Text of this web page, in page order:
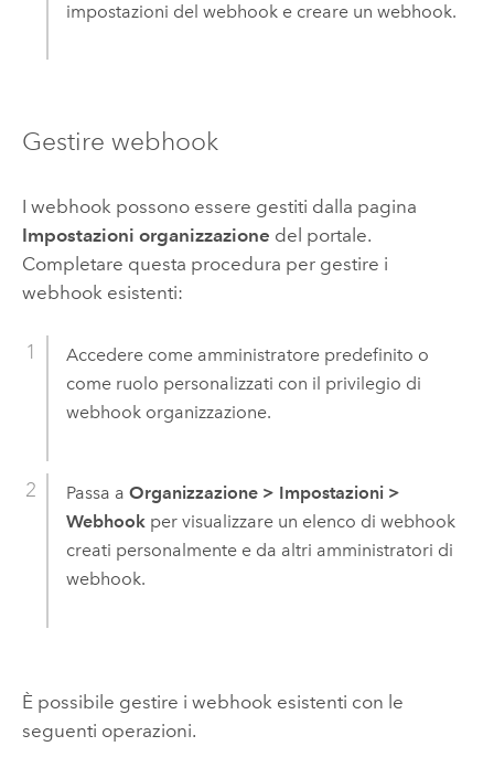
impostazioni del webhook e creare un webhook.
Gestire webhook
I webhook possono essere gestiti dalla pagina
Impostazioni organizzazione del portale.
Completare questa procedura per gestire i
webhook esistenti:
Accedere come amministratore predefinito o
come ruolo personalizzati con il privilegio di
webhook organizzazione.
Passa a Organizzazione > Impostazioni >
Webhookper visualizzare un elenco di webhook
creati personalmente e da altri amministratori di
webhook.
È possibile gestire i webhook esistenti con le
seguenti operazioni.